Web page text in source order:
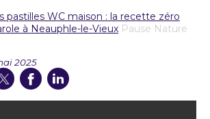
pastilles WC maison : la recette zéro
à Neauphle-le-Vieux Pause Nature
2025